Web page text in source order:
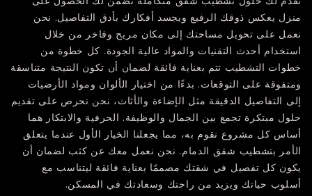
منزل يعكس ذوقك الرفيع ويجسد أفكارك بأدق التفاصيل. نحن
نعمل على تحويل مساحتك إلى مكان مريح وفاخر من خلال
استخدام أحدث التقنيات والمواد عالية الجودة. كل خطوة من
خطوات التشطيب تتم بعناية فائقة لضمان أن تكون النتيجة متناسقة
ومتفوقة على التوقعات. بدءًا من اختيار الألوان ومواد الأرضيات
إلى التفاصيل الدقيقة مثل الإضاءة والأثاث، نحن نحرص على تقديم
حلول مبتكرة تجمع بين الجمال والوظيفة. الحرفية والابتكار هما
أساس كل مشروع نقوم به، مما يجعلنا الخيار الأول عندما يتعلق
الأمر بتشطيب شقق الدمام. نحن نعمل معك عن كثب لضمان أن
يكون كل تفصيل في شقتك مصممًا بعناية فائقة ليتناسب مع
أسلوب حياتك ويزيد من راحتك وسعادتك في المسكن.